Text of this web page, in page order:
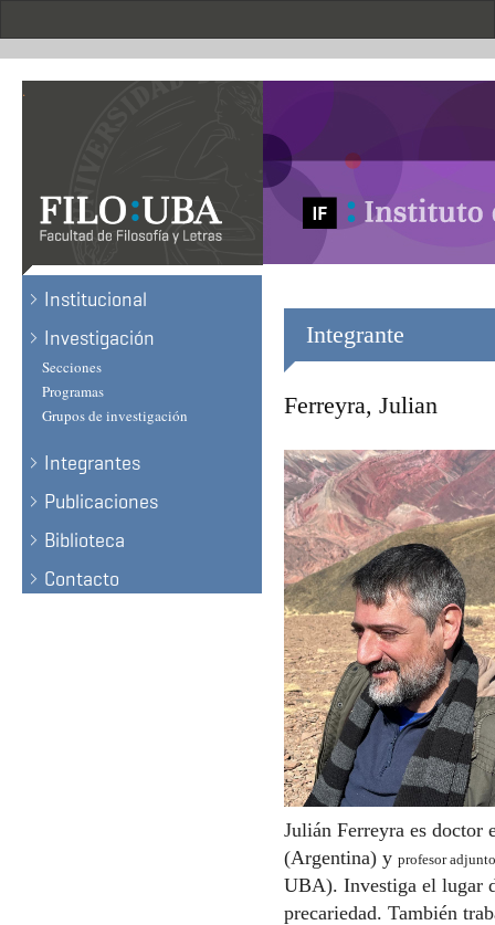
.
Institucional
Investigación
Secciones
Programas
Grupos de investigación
Integrantes
Publicaciones
Biblioteca
Contacto
Integrante
Ferreyra, Julian
Julián Ferreyra es
(Argentina) y profesor
UBA). Investiga el lugar
precariedad. También